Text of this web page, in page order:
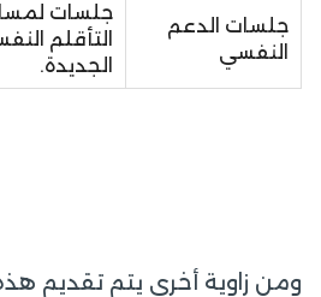
جلسات الدعم
النفسي
جلسات
التأقلم
الجديدة.
ومن زاوية أخرى يتم تقديم